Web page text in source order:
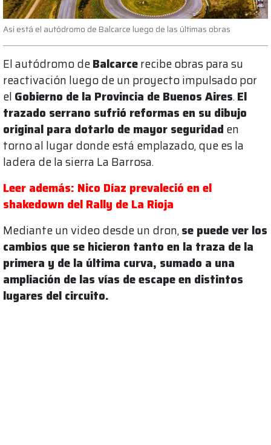
Así está el autódromo de Balcarce luego de las últimas obras
El autódromo deBalcarcerecibe obras para su
reactivación luego de un proyecto impulsado por
el Gobierno de la Provincia de Buenos Aires.El
trazado serrano sufrió reformas en su dibujo
original para dotarlo de mayor seguridad en
torno al lugar donde está emplazado, que es la
ladera de la sierra La Barrosa.
Leer además: Nico Díaz prevaleció en el
shakedown del Rally de La Rioja
Mediante un video desde un dron,se puede ver los
cambios que se hicieron tanto en la traza de la
primera y de la última curva, sumado a una
ampliación de las vías de escape en distintos
lugares del circuito.